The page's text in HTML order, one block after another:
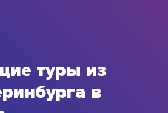
туры из
в